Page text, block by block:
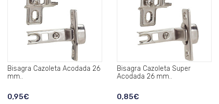
Bisagra Cazoleta Acodada 26
mm..
0,95€
Bisagra Cazoleta Super
Acodada 26 mm..
0,85€